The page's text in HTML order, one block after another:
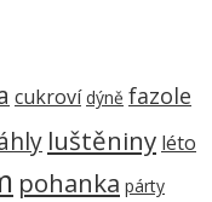
cukroví dýně fazole
luštěniny léto
pohanka párty